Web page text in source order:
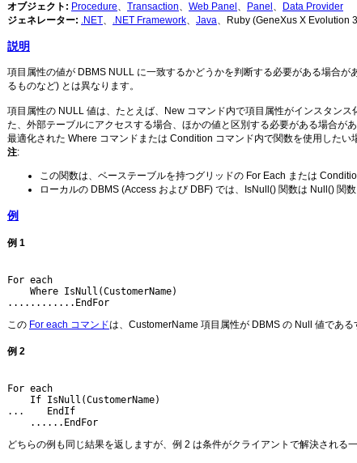
オブジェクト: Procedure、 Transaction、 Web Panel 、 Panel 、
Data Provider
ジェネレーター: .NET、 .NET Framework、 Java、Ruby (GeneXus X Evolution
説明
項目属性の値が DBMS NULL に一致するかどうかを判断する必要がある場合
るものなど) とは異なります。
項目属性の NULL 値は、たとえば、New コマンド内で項目属性がインスタン
た、外部テーブルにアクセスする場合、ほかの値と区別する必要がある場合があ
最適化された Where コマンドまたは Condition コマンド内で関数を使用した
注:
この関数は、ベーステーブルを持つグリッドの For Each または
ローカルの DBMS (Access および DBF) では、IsNull() 関数は Null() 関数
例
例 1
For each
    Where IsNull(CustomerName)
............EndFor
この For each コマンドは、CustomerName 項目属性が DBMS の Null 値であ
例 2
For each
    If IsNull(CustomerName)
...    EndIf
    ......EndFor
どちらの例も同じ結果を返しますが、例 2 は条件がクライアントで解決される